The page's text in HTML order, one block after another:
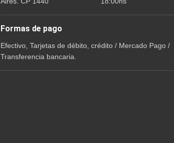
Formas de pago
Efectivo, Tarjetas de débito, crédito / Mercado Pago /
Transferencia bancaria.